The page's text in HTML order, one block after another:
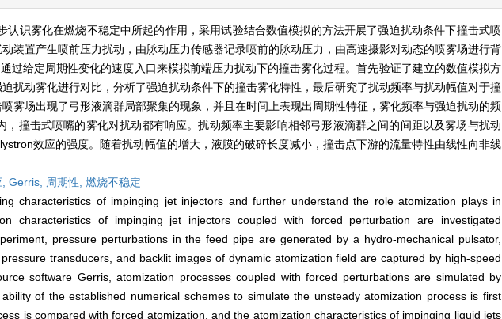
认识雾化在燃烧不稳定中所起的作用，采用试验结合数值模拟的方法开展了强迫扰动条件下撞击式喷
装置产生喷前压力扰动，由脉动压力传感器记录喷前的脉动压力，由高速摄影对动态的喷雾场进行背
过给定周期性变化的速度入口来模拟前端压力扰动下的撞击雾化过程。首先验证了建立的数值模拟方
扰动雾化进行对比，分析了强迫扰动条件下的撞击雾化特性，最后研究了扰动频率与扰动幅值对于撞
雾场出现了弓形液滴群局部聚集的现象，并且在时间上表现出周期性特征，雾化频率与强迫扰动的频
撞击式喷嘴的雾化对扰动都有响应。扰动频率主要影响相邻弓形液滴群之间的间距以及雾场与扰动
效应的强度。随着扰动幅值的增大，液膜的破碎长度减小，撞击点下游的流量特性由线性向非线
Gerris, 周期性, 燃烧不稳定
characteristics of impinging jet injectors and further understand the role atomization plays in
characteristics of impinging jet injectors coupled with forced perturbation are investigated
pressure perturbations in the feed pipe are generated by a hydro-mechanical pulsator,
transducers, and backlit images of dynamic atomization field are captured by high-speed
software Gerris, atomization processes coupled with forced perturbations are simulated by
of the established numerical schemes to simulate the unsteady atomization process is first
is compared with forced atomization, and the atomization characteristics of impinging liquid jets